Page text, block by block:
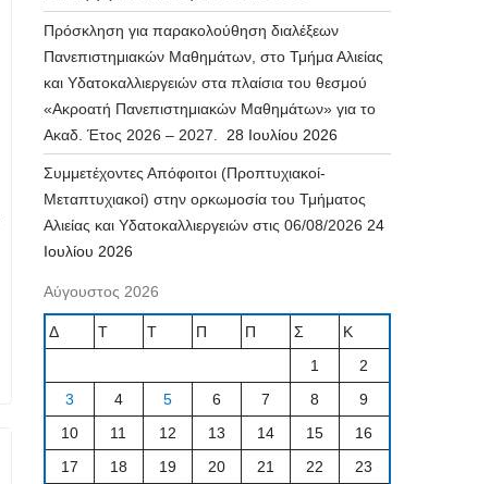
Πρόσκληση για παρακολούθηση διαλέξεων
Πανεπιστημιακών Μαθημάτων, στο Τμήμα Αλιείας
και Υδατοκαλλιεργειών στα πλαίσια του θεσμού
«Ακροατή Πανεπιστημιακών Μαθημάτων» για το
Ακαδ. Έτος 2026 – 2027. 28 Ιουλίου 2026
Συμμετέχοντες Απόφοιτοι (Προπτυχιακοί-
Μεταπτυχιακοί) στην ορκωμοσία του Τμήματος
Αλιείας και Υδατοκαλλιεργειών στις 06/08/2026 24
Ιουλίου 2026
Αύγουστος 2026
Δ Τ Τ Π Π Σ
Κ
1
2
3
4 5 6 7 8
9
10
11 12 13 14 15
16
17
18 19 20 21 22
23